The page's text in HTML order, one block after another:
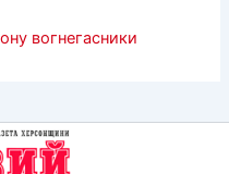
вогнегасники